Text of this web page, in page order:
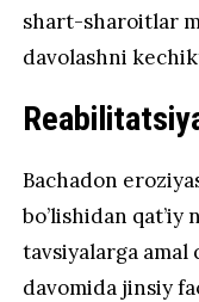
shart-sharoitlar
davolashni
Bachadon
bo’lishidan qat’iy
tavsiyalarga
davomida jinsiy